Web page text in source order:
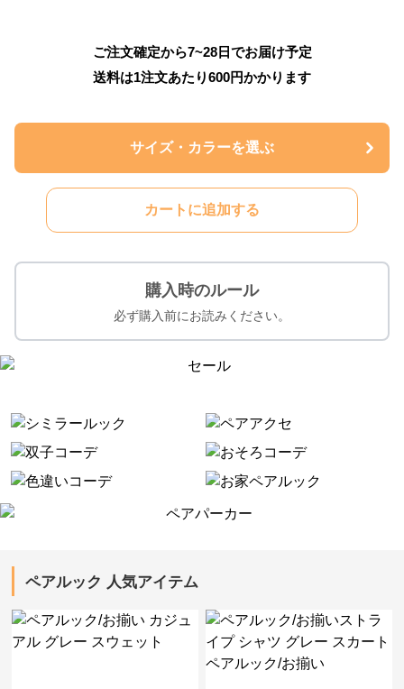
ご注文確定から7~28日でお届け予定
送料は1注文あたり600円かかります
サイズ・カラーを選ぶ
カートに追加する
購入時のルール
必ず購入前にお読みください。
ペアルック 人気アイテム